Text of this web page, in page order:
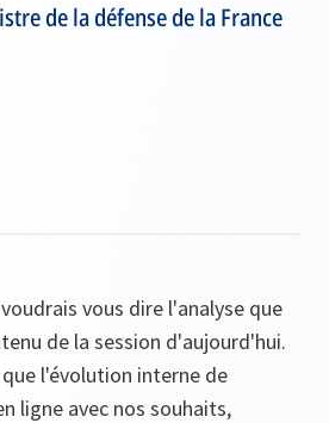
de la défense de la France
vous dire l'analyse que
de la session d'aujourd'hui.
l'évolution interne de
ligne avec nos souhaits,